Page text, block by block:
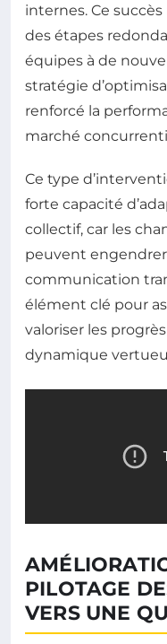
internes. Ce
des étapes
équipes à de
stratégie
renforcé la
marché
Ce type
forte capacité
collectif, car les
peuvent engendrer
communication
élément clé pour
valoriser les
dynamique
PILOTAGE
VERS UNE